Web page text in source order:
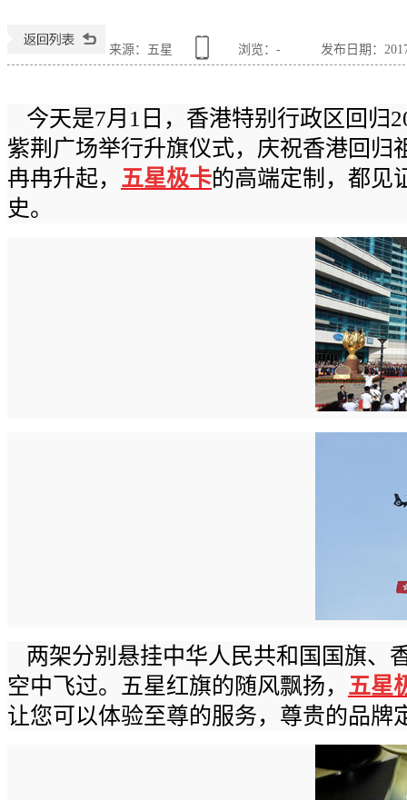
来源：五星 浏览： - 发布日期：
今天是7月 1 日，香港特别行政区回归
紫荆广场举行升旗仪式，庆祝香港回归
冉冉升起， 五星极卡的高端定制，都见
史。
两架分别悬挂中华人民共和国国旗、
空中飞过。五星红旗的随风飘扬， 五星
让您可以体验至尊的服务，尊贵的品牌